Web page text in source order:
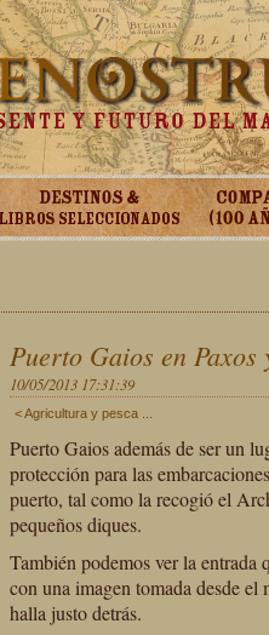
For development purposes only
For development purposes only
Puerto Gaios en Paxos
10/05/2013 17:31:39
< Agricultura y pesca ...
Puerto Gaios además de ser un
protección para las
puerto, tal como la recogió el
pequeños diques.
También podemos ver la entrada
con una imagen tomada desde
halla justo detrás.